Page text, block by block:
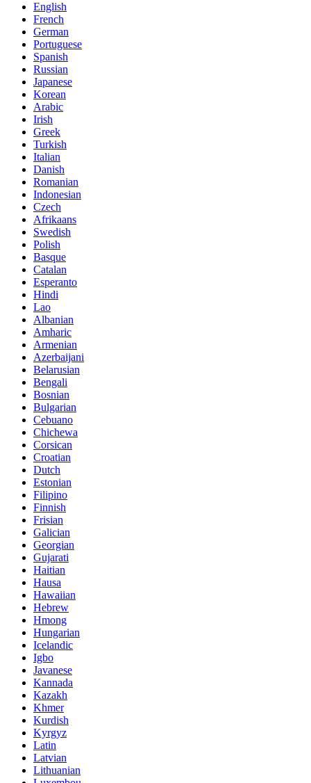
English
French
German
Portuguese
Spanish
Russian
Japanese
Korean
Arabic
Irish
Greek
Turkish
Italian
Danish
Romanian
Indonesian
Czech
Afrikaans
Swedish
Polish
Basque
Catalan
Esperanto
Hindi
Lao
Albanian
Amharic
Armenian
Azerbaijani
Belarusian
Bengali
Bosnian
Bulgarian
Cebuano
Chichewa
Corsican
Croatian
Dutch
Estonian
Filipino
Finnish
Frisian
Galician
Georgian
Gujarati
Haitian
Hausa
Hawaiian
Hebrew
Hmong
Hungarian
Icelandic
Igbo
Javanese
Kannada
Kazakh
Khmer
Kurdish
Kyrgyz
Latin
Latvian
Lithuanian